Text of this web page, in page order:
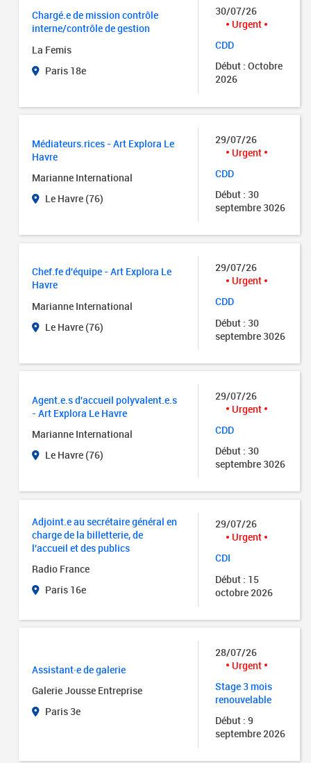
Chargé.e de mission contrôle
interne/contrôle de gestion
La Femis
Paris 18e
30/07/26
Urgent
CDD
Début : Octobre
2026
Médiateurs.rices - Art Explora Le
Havre
Marianne International
Le Havre (76)
29/07/26
Urgent
CDD
Début : 30
septembre 3026
Chef.fe d'équipe - Art Explora Le
Havre
Marianne International
Le Havre (76)
29/07/26
Urgent
CDD
Début : 30
septembre 3026
Agent.e.s d'accueil polyvalent.e.s
- Art Explora Le Havre
Marianne International
Le Havre (76)
29/07/26
Urgent
CDD
Début : 30
septembre 3026
Adjoint.e au secrétaire général en
charge de la billetterie, de
l'accueil et des publics
Radio France
Paris 16e
29/07/26
Urgent
CDI
Début : 15
octobre 2026
Assistant·e de galerie
Galerie Jousse Entreprise
Paris 3e
28/07/26
Urgent
Stage 3 mois
renouvelable
Début : 9
septembre 2026